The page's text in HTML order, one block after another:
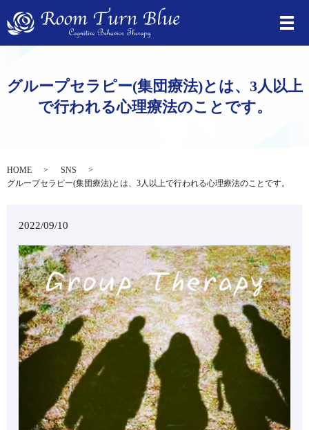
⁡グループセラピー(集団療法)とは、3人以上
で行われる心理療法のことです。
HOME
SNS
⁡グループセラピー(集団療法)とは、3人以上で行われる心理療法のことです。
2022/09/10